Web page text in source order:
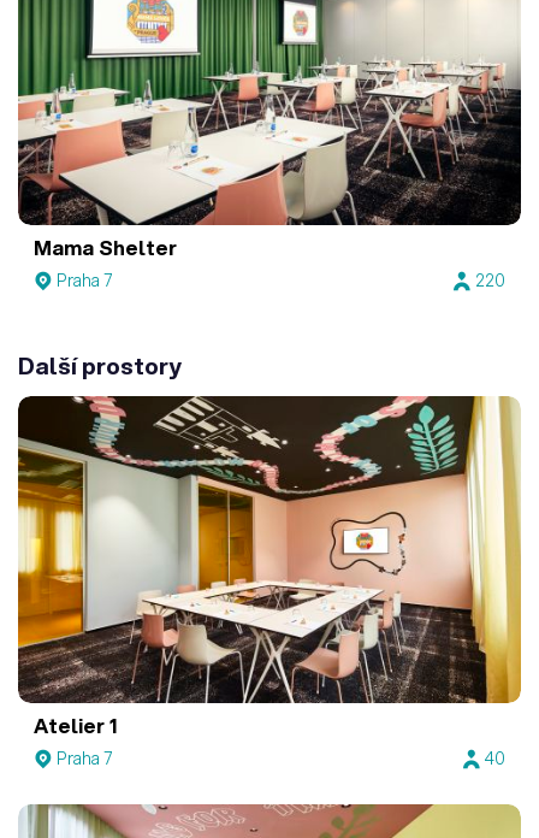
Mama Shelter
Praha 7 220
Další prostory
Atelier 1
Praha 7 40